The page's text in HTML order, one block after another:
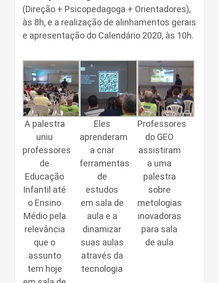
(Direção + Psicopedagoga + Orientadores),
às 8h, e a realização de alinhamentos gerais
e apresentação do Calendário 2020, às 10h.
A palestra
uniu
professores
de
Educação
Infantil até
o Ensino
Médio pela
relevância
que o
assunto
tem hoje
Eles
aprenderam
a criar
ferramentas
de
estudos
em sala de
aula e a
dinamizar
suas aulas
através da
tecnologia
Professores
do GEO
assistiram
a uma
palestra
sobre
metologias
inovadoras
para sala
de aula